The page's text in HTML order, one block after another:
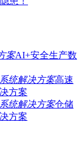
AI+安全生产数
高速
方案
仓储
方案